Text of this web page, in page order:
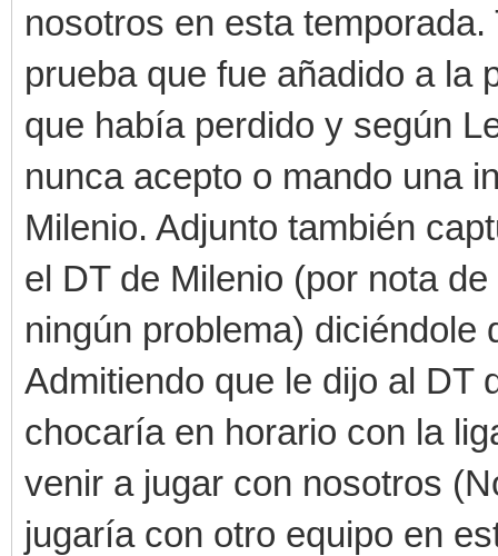
nosotros en esta
prueba que fue añadido a la
que había perdido y según
nunca acepto o mando una
Milenio. Adjunto también
el DT de Milenio (por nota
ningún problema)
Admitiendo que le dijo al DT
chocaría en horario con la
venir a jugar con nosotros
jugaría con otro equipo en